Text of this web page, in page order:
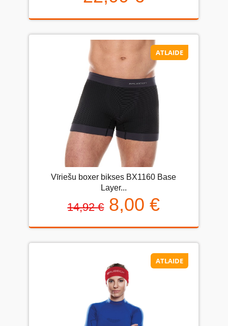
ATLAIDE
Vīriešu boxer bikses BX1160 Base
Layer...
14,92 € 8,00 €
ATLAIDE